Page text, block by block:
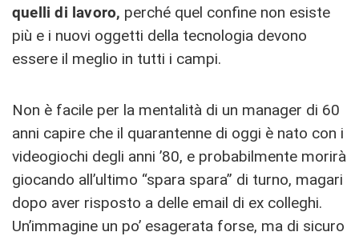
quelli di lavoro, perché quel confine non esiste
più e i nuovi oggetti della tecnologia devono
essere il meglio in tutti i campi.
Non è facile per la mentalità di un manager di 60
anni capire che il quarantenne di oggi è nato con i
videogiochi degli anni ’80, e probabilmente morirà
giocando all’ultimo “spara spara” di turno, magari
dopo aver risposto a delle email di ex colleghi.
Un’immagine un po’ esagerata forse, ma di sicuro